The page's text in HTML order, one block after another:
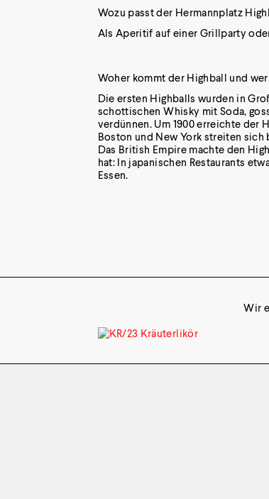
Wozu passt der Hermannplatz
Als Aperitif auf einer Grillparty
Woher kommt der Highball und
Die ersten Highballs wurden in
schottischen Whisky mit Soda,
verdünnen. Um 1900 erreichte der
Boston und New York streiten sich
Das British Empire machte den
hat: In japanischen Restaurants
Essen.
Wir